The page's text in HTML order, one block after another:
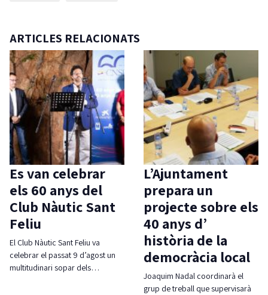
ARTICLES RELACIONATS
Es van celebrar
els 60 anys del
Club Nàutic Sant
Feliu
El Club Nàutic Sant Feliu va
celebrar el passat 9 d’agost un
multitudinari sopar dels…
L’Ajuntament
prepara un
projecte sobre els
40 anys d’
història de la
democràcia local
Joaquim Nadal coordinarà el
grup de treball que supervisarà